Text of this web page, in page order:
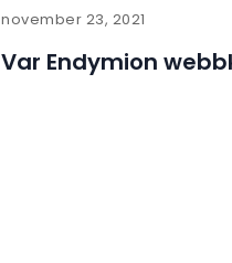
november 23, 2021
Var Endymion